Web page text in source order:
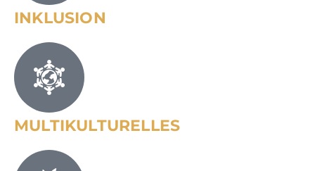
INKLUSION
MULTIKULTURELLES